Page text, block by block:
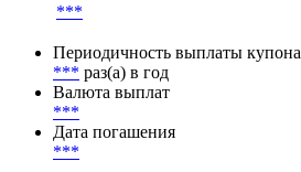
***
Периодичность выплаты купона
*** раз(а) в год
Валюта выплат
***
Дата погашения
***